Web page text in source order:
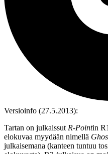
Versioinfo (27.5.2013):
Tartan on julkaissut R‑Pointin
elokuvaa myydään nimellä
julkaisemana (kanteen tuntuu